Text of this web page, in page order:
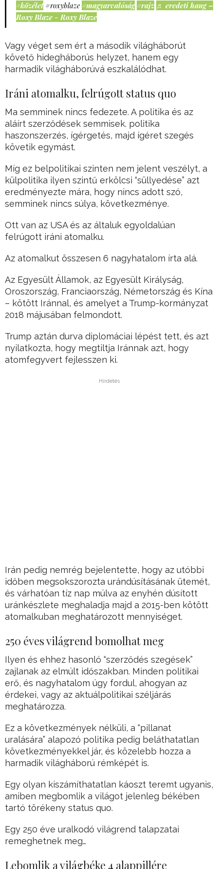
#közélet #roxyblaze #magyarvalóság #rajz ♬ eredeti hang –
Roxy Blaze - Roxy Blaze
Vagy véget sem ért a második világháborút
követő hidegháborús helyzet, hanem egy
harmadik világháborúvá eszkalálódhat.
Iráni atomalku, felrúgott status quo
Ma semminek nincs fedezete. A politika és az
aláírt szerződések semmisek. politika
haszonszerzés, ígérgetés, majd ígéret szegés
követik egymást.
Míg ez belpolitikai szinten nem jelent veszélyt, a
külpolitika ilyen szintű erkölcsi “süllyedése” azt
eredményezte mára, hogy nincs adott szó,
semminek nincs súlya, következménye.
Ott van az USA és az általuk egyoldalúan
felrúgott iráni atomalku.
Az atomalkut összesen 6 nagyhatalom írta alá.
Az Egyesült Államok, az Egyesült Királyság,
Oroszország, Franciaország, Németország és Kína
– kötött Iránnal, és amelyet a Trump-kormányzat
2018 májusában felmondott.
Trump aztán durva diplomáciai lépést tett, és azt
nyilatkozta, hogy megtiltja Iránnak azt, hogy
atomfegyvert fejlesszen ki.
Hirdetés
Irán pedig nemrég bejelentette, hogy az utóbbi
időben megsokszorozta urándúsításának ütemét,
és várhatóan tíz nap múlva az enyhén dúsított
uránkészlete meghaladja majd a 2015-ben kötött
atomalkuban meghatározott mennyiséget.
250 éves világrend bomolhat meg
Ilyen és ehhez hasonló “szerződés szegések”
zajlanak az elmúlt időszakban. Minden politikai
erő, és nagyhatalom úgy fordul, ahogyan az
érdekei, vagy az aktuálpolitikai széljárás
meghatározza.
Ez a következmények nélküli, a “pillanat
uralására” alapozó politika pedig beláthatatlan
következményekkel jár, és közelebb hozza a
harmadik világháború rémképét is.
Egy olyan kiszámíthatatlan káoszt teremt ugyanis,
amiben megbomlik a világot jelenleg békében
tartó törékeny status quo.
Egy 250 éve uralkodó világrend talapzatai
remeghetnek meg…
Lebomlik a világbéke 4 alappillére